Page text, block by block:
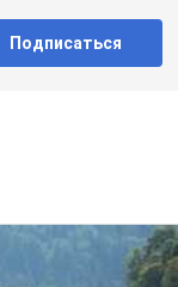
Подписаться